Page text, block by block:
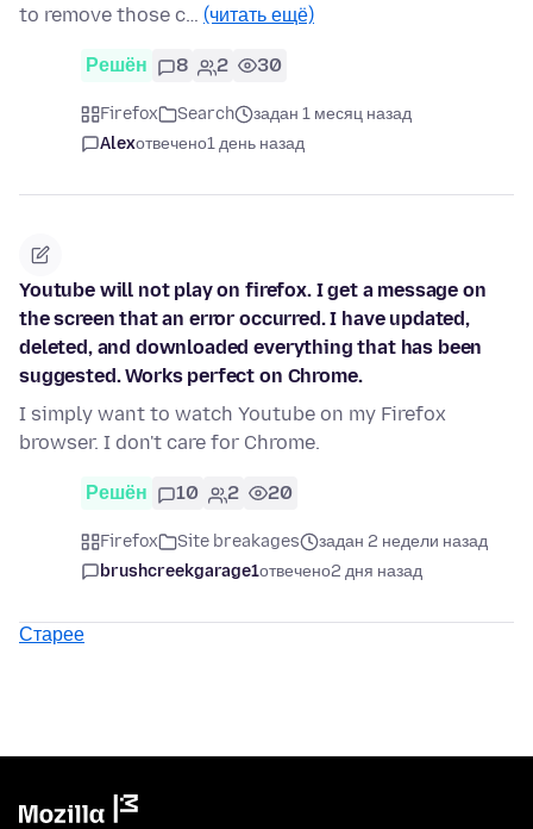
to remove those c… (читать ещё)
Решён 8 2 30
Firefox Search
задан 1 месяц назад
Alexотвечено1 день назад
Youtube will not play on firefox. I get a message on
the screen that an error occurred. I have updated,
deleted, and downloaded everything that has been
suggested. Works perfect on Chrome.
I simply want to watch Youtube on my Firefox
browser. I don't care for Chrome.
Решён 10 2 20
Firefox Site breakages
задан 2 недели назад
brushcreekgarage1отвечено2 дня назад
Старее